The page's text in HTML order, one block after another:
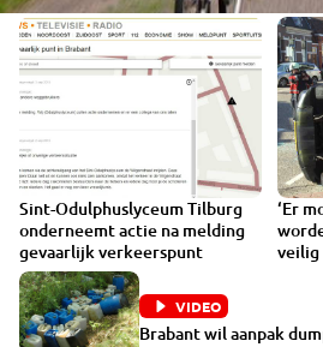
Sint-Odulphuslyceum Tilburg
onderneemt actie na melding
gevaarlijk verkeerspunt
‘Er
veilig
VIDEO
Brabant wil aanpak